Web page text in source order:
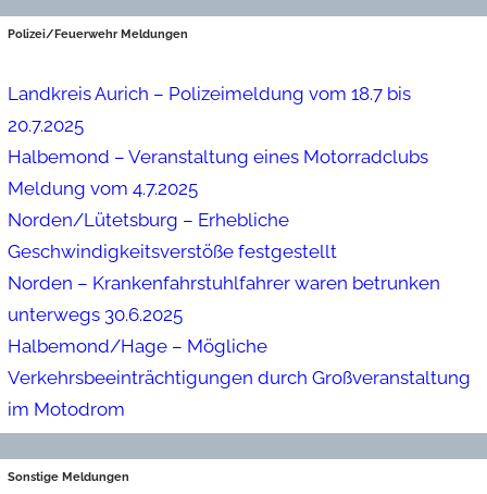
Polizei/Feuerwehr Meldungen
Landkreis Aurich – Polizeimeldung vom 18.7 bis
20.7.2025
Halbemond – Veranstaltung eines Motorradclubs
Meldung vom 4.7.2025
Norden/Lütetsburg – Erhebliche
Geschwindigkeitsverstöße festgestellt
Norden – Krankenfahrstuhlfahrer waren betrunken
unterwegs 30.6.2025
Halbemond/Hage – Mögliche
Verkehrsbeeinträchtigungen durch Großveranstaltung
im Motodrom
Sonstige Meldungen